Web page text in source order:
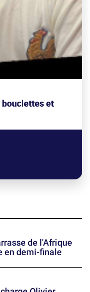
et
de l'Afrique
en demi-finale